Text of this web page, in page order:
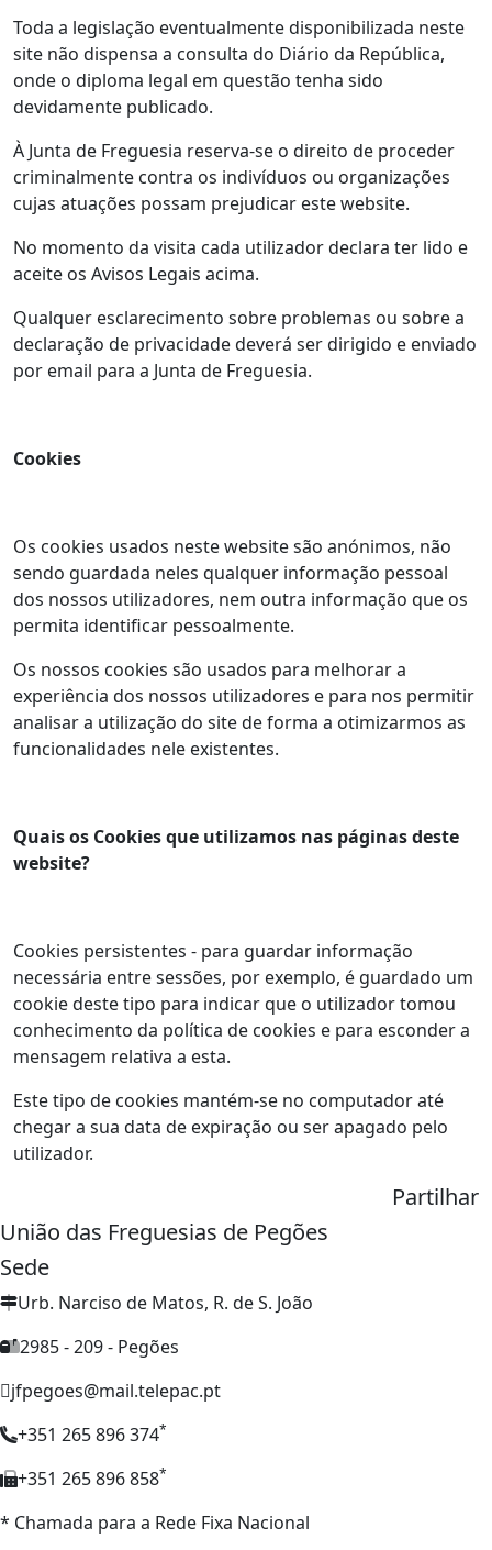
Toda a legislação eventualmente disponibilizada neste
site não dispensa a consulta do Diário da República,
onde o diploma legal em questão tenha sido
devidamente publicado.
À Junta de Freguesia reserva-se o direito de proceder
criminalmente contra os indivíduos ou organizações
cujas atuações possam prejudicar este website.
No momento da visita cada utilizador declara ter lido e
aceite os Avisos Legais acima.
Qualquer esclarecimento sobre problemas ou sobre a
declaração de privacidade deverá ser dirigido e enviado
por email para a Junta de Freguesia.
Cookies
Os cookies usados neste website são anónimos, não
sendo guardada neles qualquer informação pessoal
dos nossos utilizadores, nem outra informação que os
permita identificar pessoalmente.
Os nossos cookies são usados para melhorar a
experiência dos nossos utilizadores e para nos permitir
analisar a utilização do site de forma a otimizarmos as
funcionalidades nele existentes.
Quais os Cookies que utilizamos nas páginas deste
website?
Cookies persistentes - para guardar informação
necessária entre sessões, por exemplo, é guardado um
cookie deste tipo para indicar que o utilizador tomou
conhecimento da política de cookies e para esconder a
mensagem relativa a esta.
Este tipo de cookies mantém-se no computador até
chegar a sua data de expiração ou ser apagado pelo
utilizador.
Partilhar
União das Freguesias de Pegões
Sede
Urb. Narciso de Matos, R. de S. João
2985 - 209 - Pegões
jfpegoes@mail.telepac.pt
+351 265 896 374*
+351 265 896 858*
* Chamada para a Rede Fixa Nacional